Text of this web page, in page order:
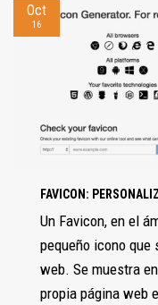
Oct
16
FAVICON:
Un Favicon, en el
pequeño icono que
web. Se muestra
propia página web